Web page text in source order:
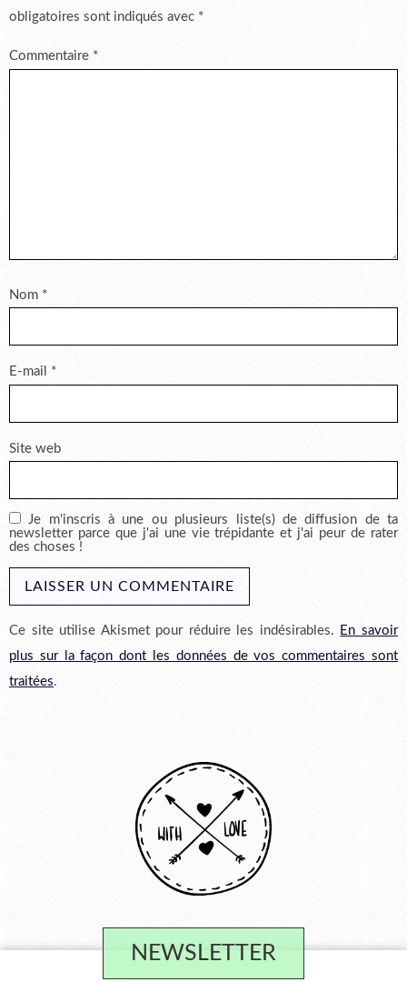
obligatoires sont indiqués avec *
Commentaire *
Nom *
E-mail *
Site web
Je m'inscris à une ou plusieurs liste(s) de diffusion de ta
newsletter parce que j'ai une vie trépidante et j'ai peur de rater
des choses !
Ce site utilise Akismet pour réduire les indésirables. En savoir
plus sur la façon dont les données de vos commentaires sont
traitées.
NEWSLETTER